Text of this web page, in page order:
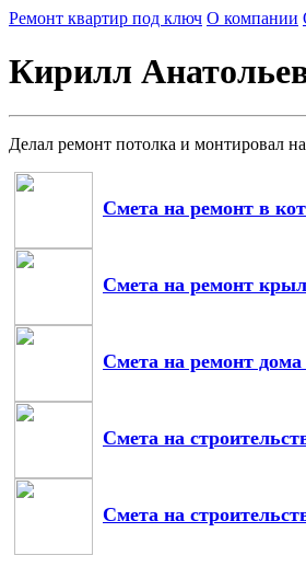
Ремонт квартир под ключ О компании
Кирилл
Делал ремонт потолка и монтировал
Смета на ремонт в
Смета на ремонт
Смета на ремонт
Смета на
Смета на